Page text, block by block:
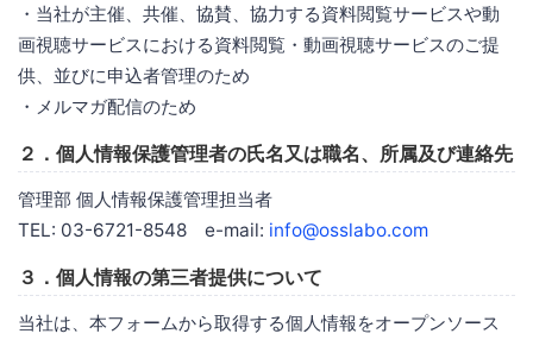
・当社が主催、共催、協賛、協力する資料閲覧サービスや動
画視聴サービスにおける資料閲覧・動画視聴サービスのご提
供、並びに申込者管理のため
・メルマガ配信のため
２．個人情報保護管理者の氏名又は職名、所属及び連絡先
管理部 個人情報保護管理担当者
TEL: 03-6721-8548 e-mail: info@osslabo.com
３．個人情報の第三者提供について
当社は、本フォームから取得する個人情報をオープンソース